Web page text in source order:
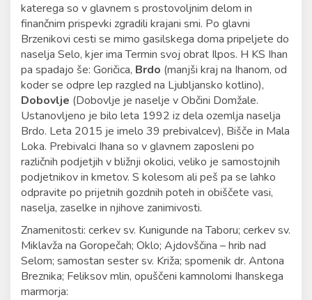
katerega so v glavnem s prostovoljnim delom in
finančnim prispevki zgradili krajani smi. Po glavni
Brzenikovi cesti se mimo gasilskega doma pripeljete do
naselja Selo, kjer ima Termin svoj obrat Ilpos. H KS Ihan
pa spadajo še: Goričica, Brdo (manjši kraj na Ihanom, od
koder se odpre lep razgled na Ljubljansko kotlino),
Dobovlje (Dobovlje je naselje v Občini Domžale.
Ustanovljeno je bilo leta 1992 iz dela ozemlja naselja
Brdo. Leta 2015 je imelo 39 prebivalcev), Bišče in Mala
Loka. Prebivalci Ihana so v glavnem zaposleni po
različnih podjetjih v bližnji okolici, veliko je samostojnih
podjetnikov in kmetov. S kolesom ali peš pa se lahko
odpravite po prijetnih gozdnih poteh in obiščete vasi,
naselja, zaselke in njihove zanimivosti.
Znamenitosti: cerkev sv. Kunigunde na Taboru; cerkev sv.
Miklavža na Goropečah; Oklo; Ajdovščina – hrib nad
Selom; samostan sester sv. Križa; spomenik dr. Antona
Breznika; Feliksov mlin, opuščeni kamnolomi Ihanskega
marmorja: